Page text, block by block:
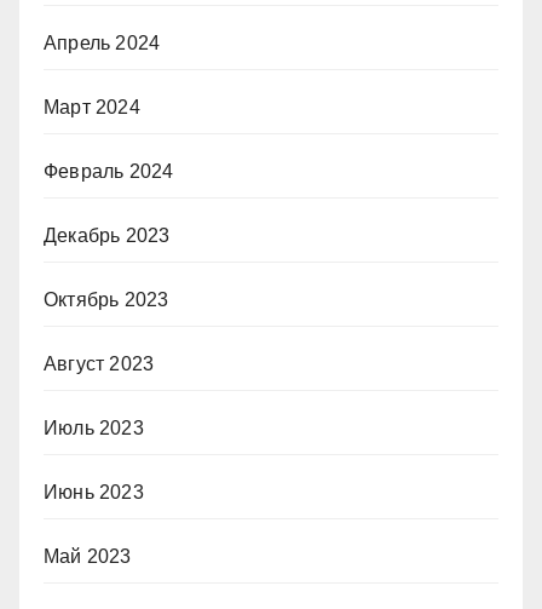
Апрель 2024
Март 2024
Февраль 2024
Декабрь 2023
Октябрь 2023
Август 2023
Июль 2023
Июнь 2023
Май 2023